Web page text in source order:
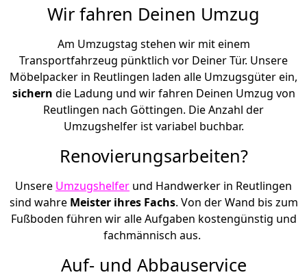
Wir fahren Deinen Umzug
Am Umzugstag stehen wir mit einem
Transportfahrzeug pünktlich vor Deiner Tür. Unsere
Möbelpacker in Reutlingen laden alle Umzugsgüter ein,
sichern die Ladung und wir fahren Deinen Umzug von
Reutlingen nach Göttingen. Die Anzahl der
Umzugshelfer ist variabel buchbar.
Renovierungsarbeiten?
Unsere Umzugshelfer und Handwerker in Reutlingen
sind wahre Meister ihres Fachs. Von der Wand bis zum
Fußboden führen wir alle Aufgaben kostengünstig und
fachmännisch aus.
Auf- und Abbauservice